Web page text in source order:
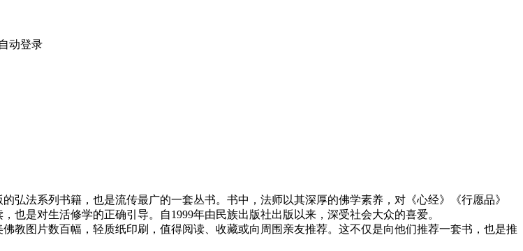
动登录
法系列书籍，也是流传最广的一套丛书。书中，法师以其深厚的佛学素养，对《心经》《行愿品》
也是对生活修学的正确引导。自1999年由民族出版社出版以来，深受社会大众的喜爱。
图片数百幅，轻质纸印刷，值得阅读、收藏或向周围亲友推荐。这不仅是向他们推荐一套书，也是推